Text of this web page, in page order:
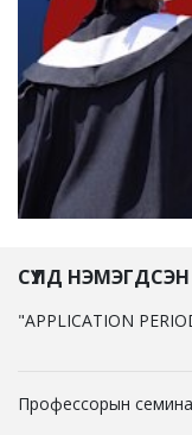
СҮҮЛД НЭМЭГДСЭН
"APPLICATION
Профессорын